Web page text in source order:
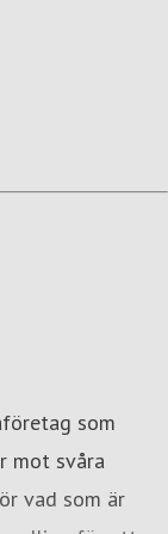
som
mot svåra
vad som är